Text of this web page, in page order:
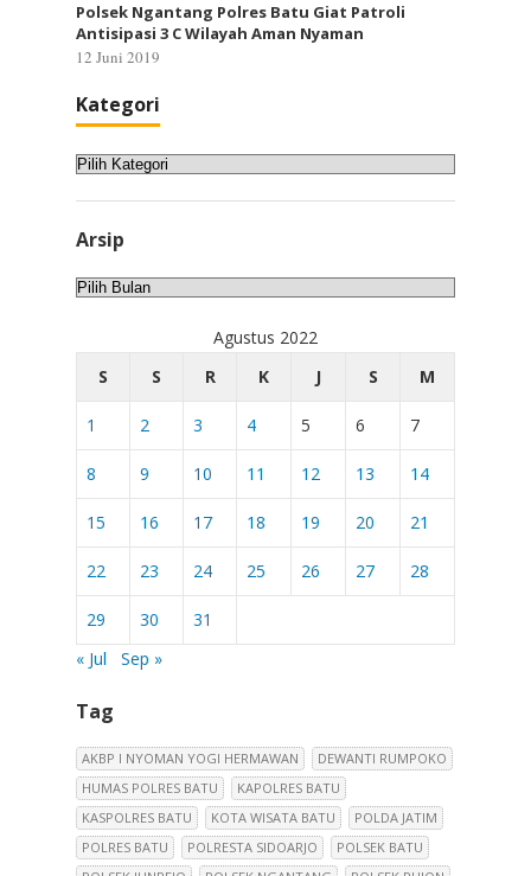
Polsek Ngantang Polres Batu Giat Patroli
Antisipasi 3 C Wilayah Aman Nyaman
12 Juni 2019
Kategori
Kategori
Arsip
Arsip
Agustus 2022
S
S R K J S M
1 2 3 4 5 6 7
8 9 10 11 12 13 14
15 16 17 18 19 20 21
22 23 24 25 26 27 28
29 30
31
« Jul
Sep »
Tag
AKBP I NYOMAN YOGI HERMAWAN
DEWANTI RUMPOKO
HUMAS POLRES BATU
KAPOLRES BATU
KASPOLRES BATU
KOTA WISATA BATU
POLDA JATIM
POLRES BATU
POLRESTA SIDOARJO
POLSEK BATU